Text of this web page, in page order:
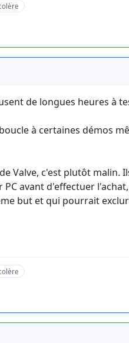
de longues heures à
à certaines démos
Valve, c'est plutôt malin.
avant d'effectuer
but et qui pourrait